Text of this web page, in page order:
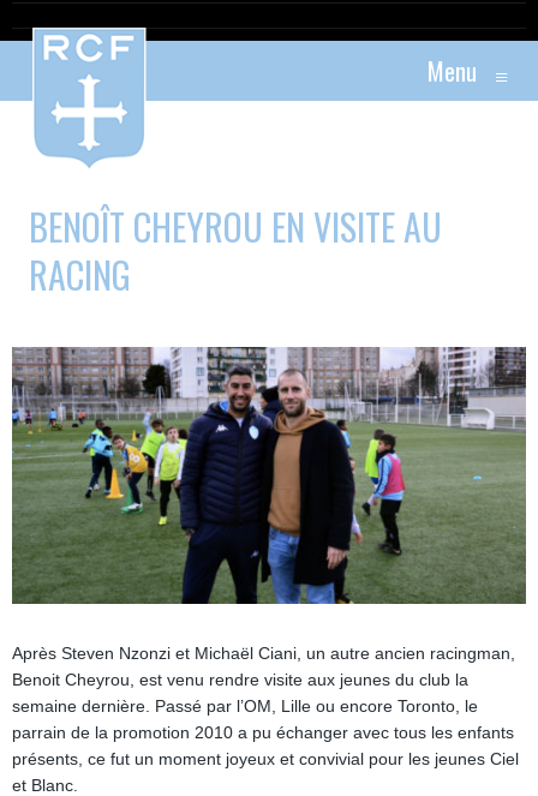
Menu ≡
BENOÎT CHEYROU EN VISITE AU
RACING
Après Steven Nzonzi et Michaël Ciani, un autre ancien racingman,
Benoit Cheyrou, est venu rendre visite aux jeunes du club la
semaine dernière. Passé par l’OM, Lille ou encore Toronto, le
parrain de la promotion 2010 a pu échanger avec tous les enfants
présents, ce fut un moment joyeux et convivial pour les jeunes Ciel
et Blanc.